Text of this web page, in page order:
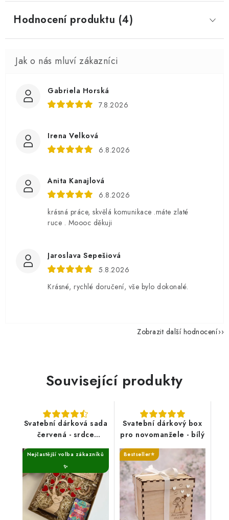
Hodnocení produktu (4)
Gabriela Horská
7.8.2026
Irena Velková
6.8.2026
Anita Kanajlová
6.8.2026
krásná práce, skvělá komunikace .máte zlaté
ruce . Moooc děkuji
Jaroslava Sepešiová
5.8.2026
Krásné, rychlé doručení, vše bylo dokonalé.
Zobrazit další hodnocení
Související produkty
Svatební dárková sada
červená - srdce
novomanželé
Nejčastější volba zákazníků
✨
Svatební dárkový box
pro novomanžele - bílý
Bestseller⭐